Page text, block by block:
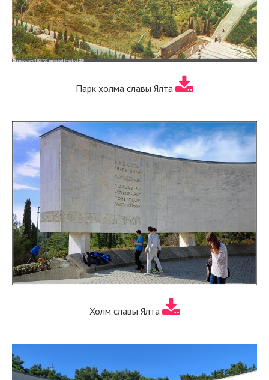
Парк холма славы Ялта
Холм славы Ялта